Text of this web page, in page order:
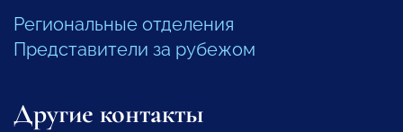
Региональные отделения
Представители за рубежом
Другие контакты